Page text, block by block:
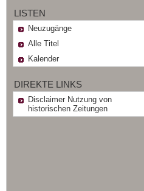
LISTEN
Neuzugänge
Alle Titel
Kalender
DIREKTE LINKS
Disclaimer Nutzung von
historischen Zeitungen